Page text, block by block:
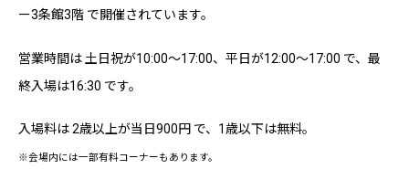
ー3条館3階 で開催されています。
営業時間は 土日祝が10:00〜17:00、平日が12:00〜17:00 で、最
終入場は16:30 です。
入場料は 2歳以上が当日900円 で、1歳以下は無料。
※会場内には一部有料コーナーもあります。